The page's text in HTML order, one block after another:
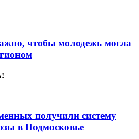
чтобы молодежь могла
получили систему
в Подмосковье